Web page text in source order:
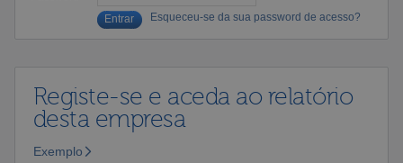
Esqueceu-se da sua password de acesso?
Registe-se e aceda ao relatório
desta empresa
Exemplo